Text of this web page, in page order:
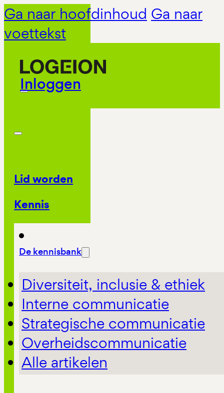
Ga naar hoofdinhoud Ga naar
voettekst
Inloggen
Lid worden
Kennis
De kennisbank
Diversiteit, inclusie & ethiek
Interne communicatie
Strategische communicatie
Overheidscommunicatie
Alle artikelen